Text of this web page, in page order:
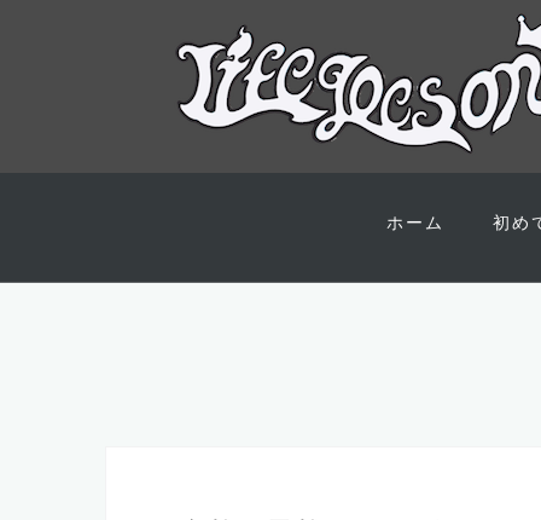
ン
ホーム 初め